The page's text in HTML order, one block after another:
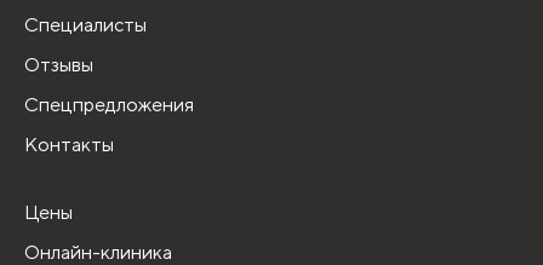
Специалисты
Отзывы
Спецпредложения
Контакты
Цены
Онлайн-клиника